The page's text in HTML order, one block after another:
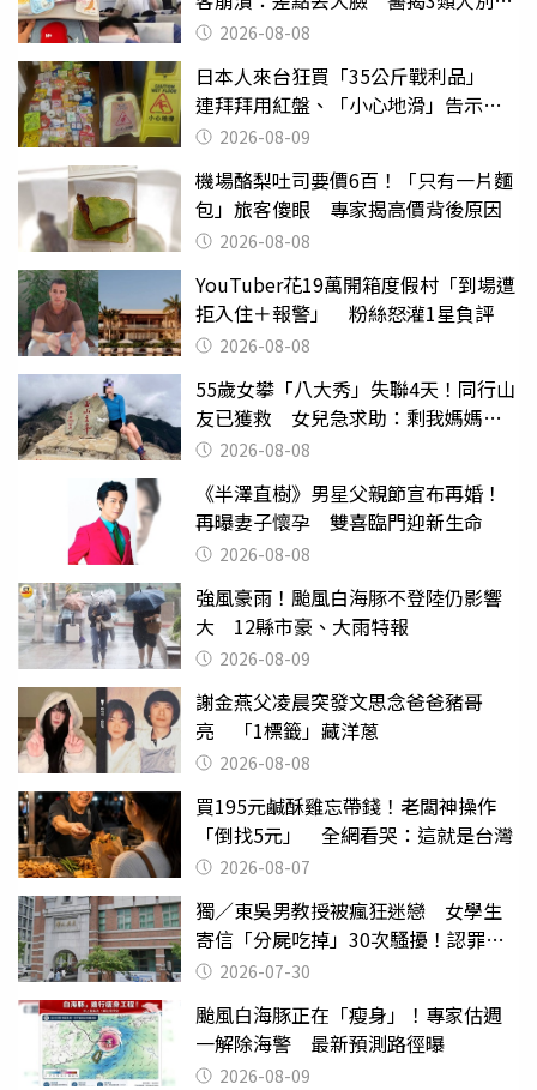
喝 2026-08-08
日本人來台狂買「35公斤戰利品」
連拜拜用紅盤、「小心地滑」告示牌
也帶回家
2026-08-09
機場酪梨吐司要價6百！「只有一片麵
包」旅客傻眼 專家揭高價背後原因
2026-08-08
YouTuber花19萬開箱度假村「到場遭
拒入住＋報警」 粉絲怒灌1星負評
2026-08-08
55歲女攀「八大秀」失聯4天！同行山
友已獲救 女兒急求助：剩我媽媽還
沒找到
2026-08-08
《半澤直樹》男星父親節宣布再婚！
再曝妻子懷孕 雙喜臨門迎新生命
2026-08-08
強風豪雨！颱風白海豚不登陸仍影響
大 12縣市豪、大雨特報
2026-08-09
謝金燕父凌晨突發文思念爸爸豬哥
亮 「1標籤」藏洋蔥
2026-08-08
買195元鹹酥雞忘帶錢！老闆神操作
「倒找5元」 全網看哭：這就是台灣
2026-08-07
獨／東吳男教授被瘋狂迷戀 女學生
寄信「分屍吃掉」30次騷擾！認罪免
關 2026-07-30
颱風白海豚正在「瘦身」！專家估週
一解除海警 最新預測路徑曝
2026-08-09